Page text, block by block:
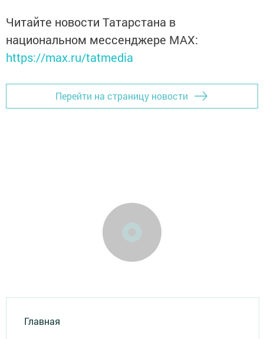
Читайте новости Татарстана в
национальном мессенджере MАХ:
https://max.ru/tatmedia
Перейти на страницу новости
Главная